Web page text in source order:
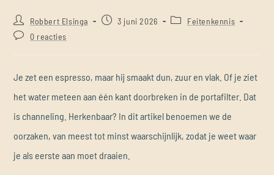
Robbert Elsinga 3 juni 2026
Feitenkennis
0 reacties
Je zet een espresso, maar hij smaakt dun, zuur en vlak. Of je ziet
het water meteen aan één kant doorbreken in de portafilter. Dat
is channeling. Herkenbaar? In dit artikel benoemen we de
oorzaken, van meest tot minst waarschijnlijk, zodat je weet waar
je als eerste aan moet draaien.